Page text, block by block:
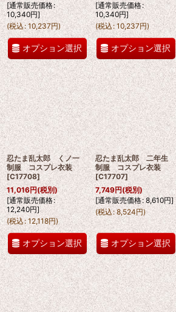
[通常販売価格:
10,340円]
(税込: 10,237円)
オプション選択
[通常販売価格:
10,340円]
(税込: 10,237円)
オプション選択
忍たま乱太郎 くノ一
制服 コスプレ衣装
[C17708]
11,016円(税別)
[通常販売価格:
12,240円]
(税込: 12,118円)
オプション選択
忍たま乱太郎 二年生
制服 コスプレ衣装
[C17707]
7,749円(税別)
[通常販売価格: 8,610円]
(税込: 8,524円)
オプション選択